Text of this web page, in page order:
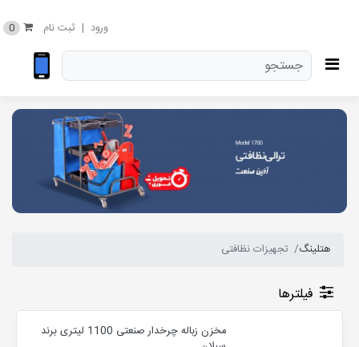
ورود | ثبت نام 0
هتلینگ تجهیزات نظافتی
فیلترها
مخزن زباله چرخدار صنعتی 1100 لیتری برند